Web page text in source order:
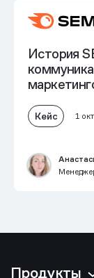
История
Кейс 1
Продукты